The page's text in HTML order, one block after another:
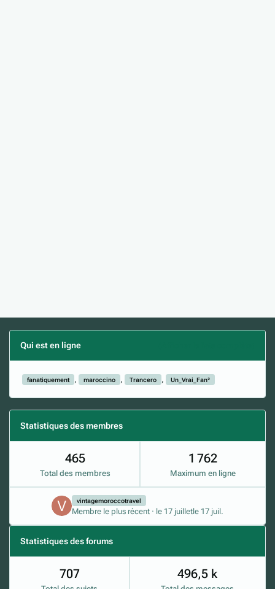
Qui est en ligne
fanatiquement maroccino Trancero Un_Vrai_Fan²
Statistiques des membres
465
Total des membres
1 762
Maximum en ligne
vintagemoroccotravel
Membre le plus récent · le 17 juilletle 17 juil.
Statistiques des forums
707 496,5 k